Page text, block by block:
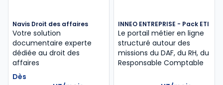
Navis Droit des affaires
Votre solution
documentaire experte
dédiée au droit des
affaires
Dès
INNEO ENTREPRISE - Pack ETI
Le portail métier en ligne
structuré autour des
missions​ du DAF, du RH, du
Responsable Comptable